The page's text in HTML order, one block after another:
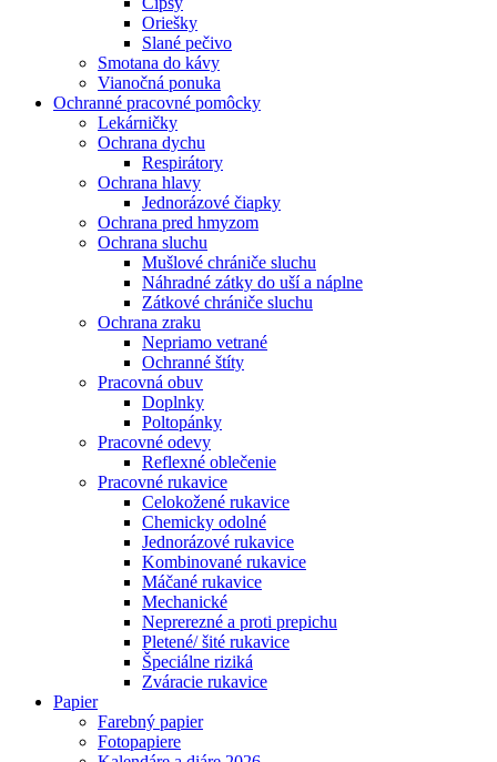
Oriešky
Slané pečivo
Smotana do kávy
Vianočná ponuka
Ochranné pracovné pomôcky
Lekárničky
Ochrana dychu
Respirátory
Ochrana hlavy
Jednorázové čiapky
Ochrana pred hmyzom
Ochrana sluchu
Mušlové chrániče sluchu
Náhradné zátky do uší a náplne
Zátkové chrániče sluchu
Ochrana zraku
Nepriamo vetrané
Ochranné štíty
Pracovná obuv
Doplnky
Poltopánky
Pracovné odevy
Reflexné oblečenie
Pracovné rukavice
Celokožené rukavice
Chemicky odolné
Jednorázové rukavice
Kombinované rukavice
Máčané rukavice
Mechanické
Neprerezné a proti prepichu
Pletené/ šité rukavice
Špeciálne riziká
Zváracie rukavice
Papier
Farebný papier
Fotopapiere